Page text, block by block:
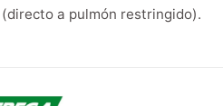
a pulmón restringido).